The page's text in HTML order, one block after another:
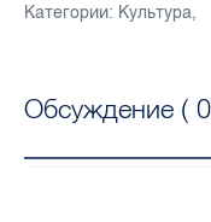
Категории: Культура,
Обсуждение ( 0